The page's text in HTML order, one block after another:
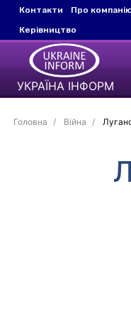
Контакти Про
Керівництво
УКРАЇНА ІНФОРМ
Головна Війна